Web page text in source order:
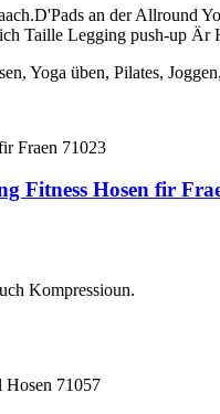
an der Allround
Taille Legging push-up Är
Yoga üben, Pilates,
Fitness Hosen fir
Kompressioun.